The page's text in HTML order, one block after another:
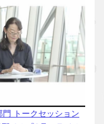
トークセッション